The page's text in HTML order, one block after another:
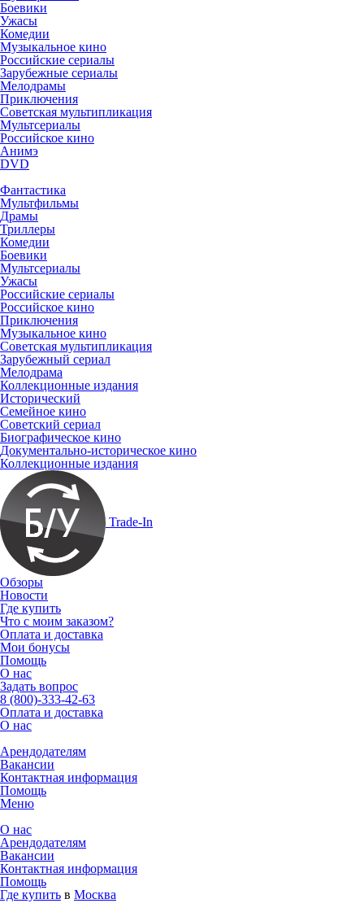
Боевики
Ужасы
Комедии
Музыкальное кино
Российские сериалы
Зарубежные сериалы
Мелодрамы
Приключения
Советская мультипликация
Мультсериалы
Российское кино
Анимэ
DVD
Фантастика
Мультфильмы
Драмы
Триллеры
Комедии
Боевики
Мультсериалы
Ужасы
Российские сериалы
Российское кино
Приключения
Музыкальное кино
Советская мультипликация
Зарубежный сериал
Мелодрама
Коллекционные издания
Исторический
Семейное кино
Советский сериал
Биографическое кино
Документально-историческое кино
Коллекционные издания
Trade-In
Обзоры
Новости
Где купить
Что с моим заказом?
Оплата и доставка
Мои бонусы
Помощь
О нас
Задать вопрос
8 (800)-333-42-63
Оплата и доставка
О нас
Арендодателям
Вакансии
Контактная информация
Помощь
Меню
О нас
Арендодателям
Вакансии
Контактная информация
Помощь
Где купить в Москва